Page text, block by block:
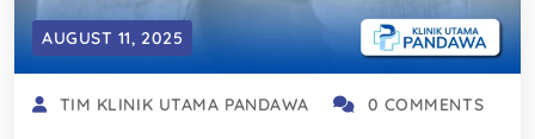
AUGUST 11, 2025
TIM KLINIK UTAMA PANDAWA 0 COMMENTS